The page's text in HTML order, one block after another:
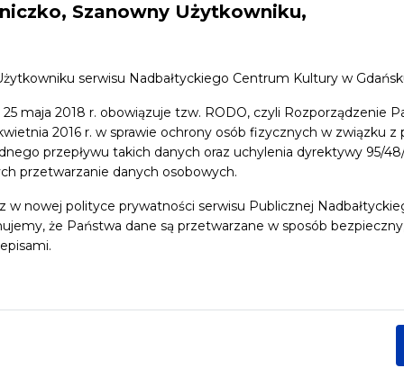
Szanowny Użytkowniku,
serwisu Nadbałtyckiego Centrum Kultury w
maja 2018 r. obowiązuje tzw. RODO, czyli Rozporządzenie
2016 r. w sprawie ochrony osób fizycznych w związku
przepływu takich danych oraz uchylenia dyrektywy 95/
przetwarzanie danych osobowych.
w nowej polityce prywatności serwisu Publicznej
że Państwa dane są przetwarzane w sposób
dzieci Dziedzictwo kulturowe ekologia
Pomerania Pomorze Warsztaty wydarzenia bezpłatne
Koncerty